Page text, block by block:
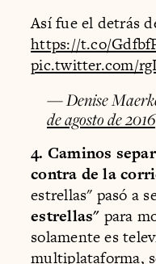
Así fue el detrás
https://t.co/
pic.twitter.com/
— Denise
de agosto de 2016
4. Caminos
contra de la
estrellas" pasó a
estrellas" para
solamente es
multiplataforma,